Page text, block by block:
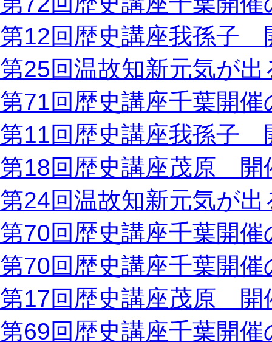
第12回歴史講座我孫子
第25回温故知新元気が
第71回歴史講座千葉開催
第11回歴史講座我孫子
第18回歴史講座茂原 開
第24回温故知新元気が
第70回歴史講座千葉開催
第70回歴史講座千葉開催
第17回歴史講座茂原 開
第69回歴史講座千葉開催